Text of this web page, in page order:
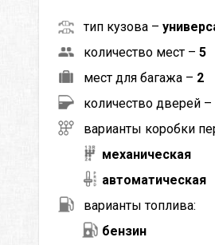
тип кузова –
количество мест – 5
мест для багажа – 2
количество дверей –
варианты коробки
механическая
автоматическая
варианты топлива:
бензин